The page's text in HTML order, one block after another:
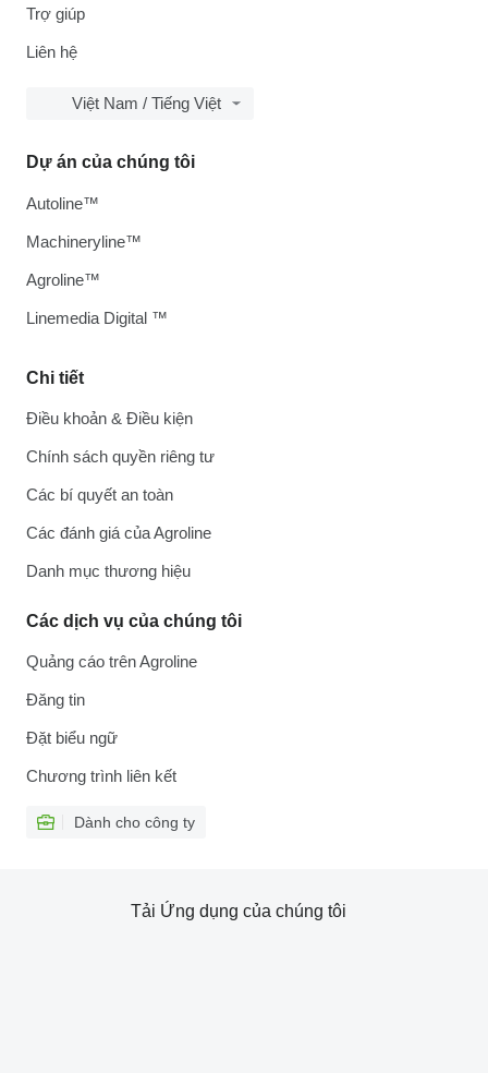
Trợ giúp
Liên hệ
Việt Nam / Tiếng Việt
Chi tiết
Điều khoản & Điều kiện
Chính sách quyền riêng tư
Các bí quyết an toàn
Các đánh giá của Agroline
Danh mục thương hiệu
Các dịch vụ của chúng tôi
Quảng cáo trên Agroline
Đăng tin
Đặt biểu ngữ
Chương trình liên kết
Dành cho công ty
Dự án của chúng tôi
Autoline™
Machineryline™
Agroline™
Linemedia Digital ™
Tải Ứng dụng của chúng tôi